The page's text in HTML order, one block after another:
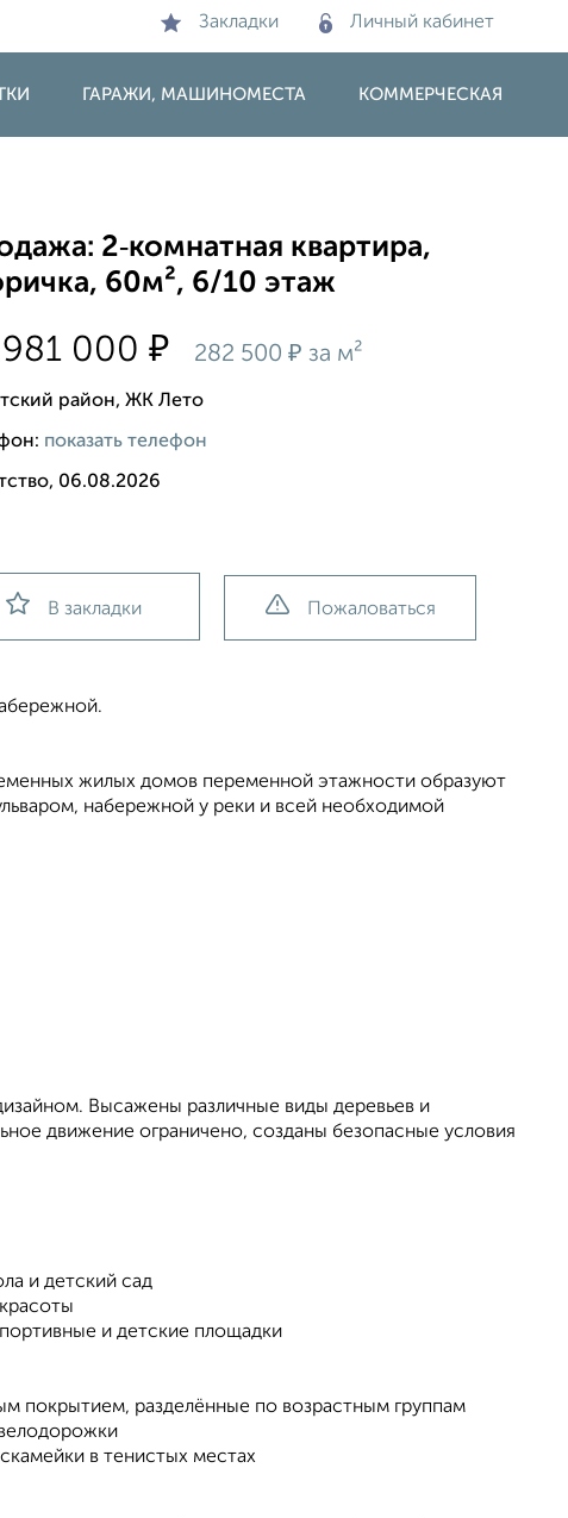
Закладки Личный кабинет
ГАРАЖИ, МАШИНОМЕСТА КОММЕРЧЕСКАЯ
2‑комнатная квартира,
60м², 6/10 этаж
981 000₽ 282 500₽ за м²
район, ЖК Лето
показать телефон
06.08.2026
В закладки Пожаловаться
жилых домов переменной этажности образуют
набережной у реки и всей необходимой
Высажены различные виды деревьев и
движение ограничено, созданы безопасные условия
и детский сад
и детские площадки
покрытием, разделённые по возрастным группам
в тенистых местах